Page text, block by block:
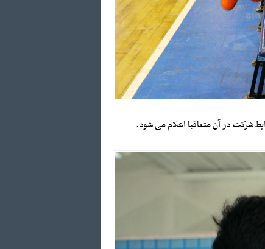
شرکت در آن متعاقبا اعلام می شود.